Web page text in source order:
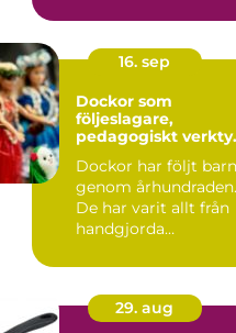
16. sep
Dockor som
följeslagare,
pedagogiskt
Dockor har följt barn
genom århundraden.
De har varit allt från
handgjorda
avancerad...
29. aug